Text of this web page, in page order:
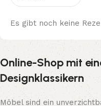
Es gibt noch keine
Online-Shop mit
Designklassikern
Möbel sind ein